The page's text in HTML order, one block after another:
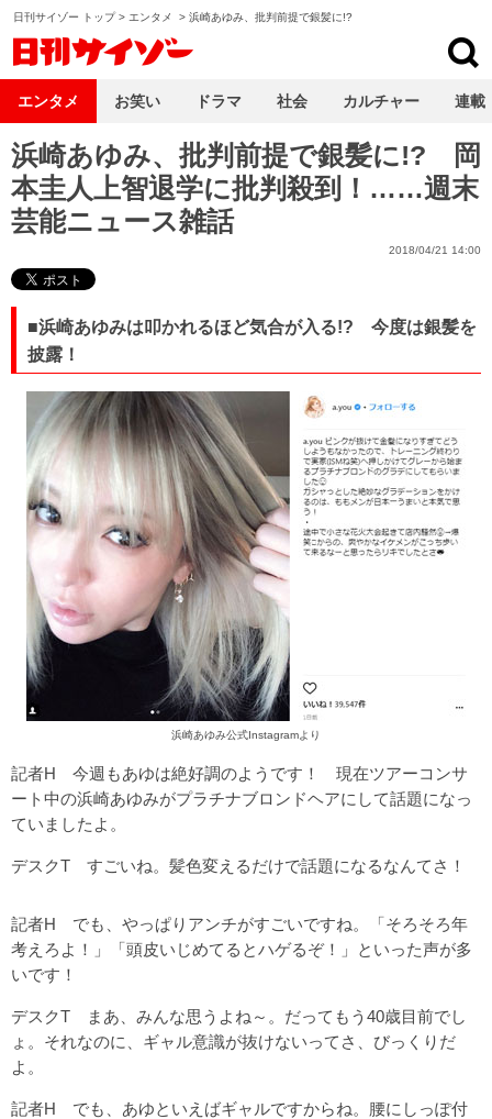
日刊サイゾー トップ> エンタメ > 浜崎あゆみ、批判前提で銀髪に!?
浜崎あゆみ、批判前提で銀髪に!? 岡
本圭人上智退学に批判殺到！……週末
芸能ニュース雑話
2018/04/21 14:00
■浜崎あゆみは叩かれるほど気合が入る!? 今度は銀髪を
披露！
浜崎あゆみ公式Instagramより
記者H 今週もあゆは絶好調のようです！ 現在ツアーコンサ
ート中の浜崎あゆみがプラチナブロンドヘアにして話題になっ
ていましたよ。
デスクT すごいね。髪色変えるだけで話題になるなんてさ！
記者H でも、やっぱりアンチがすごいですね。「そろそろ年
考えろよ！」「頭皮いじめてるとハゲるぞ！」といった声が多
いです！
デスクT まあ、みんな思うよね～。だってもう40歳目前でし
ょ。それなのに、ギャル意識が抜けないってさ、びっくりだ
よ。
記者H でも、あゆといえばギャルですからね。腰にしっぽ付
エンタメ お笑い ドラマ 社会 カルチャー 連載